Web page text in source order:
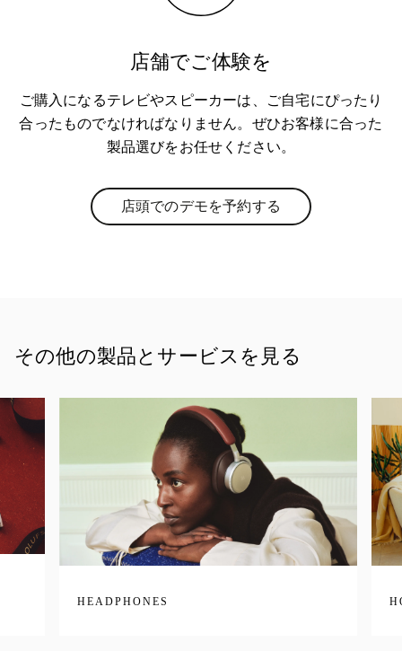
店舗でご体験を
ご購入になるテレビやスピーカーは、ご自宅にぴったり
合ったものでなければなりません。ぜひお客様に合った
製品選びをお任せください。
店頭でのデモを予約する
Link Opens in New Tab
その他の製品とサービスを見る
HEADPHONES